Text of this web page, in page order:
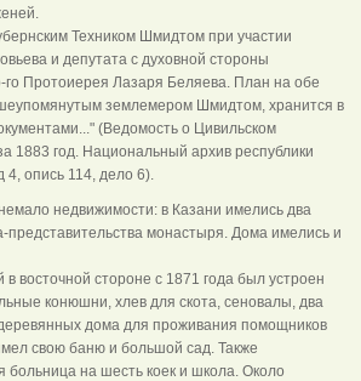
Техником Шмидтом при участии
и депутата с духовной стороны
го Протоиерея Лазаря Беляева. План на обе
землемером Шмидтом, хранится в
(Ведомость о Цивильском
1883 год. Национальный архив республики
4, опись 114, дело 6).
недвижимости: в Казани имелись два
монастыря. Дома имелись и
восточной стороне с 1871 года был устроен
конюшни, хлев для скота, сеновалы, два
дома для проживания помощников
свою баню и большой сад. Также
на шесть коек и школа. Около